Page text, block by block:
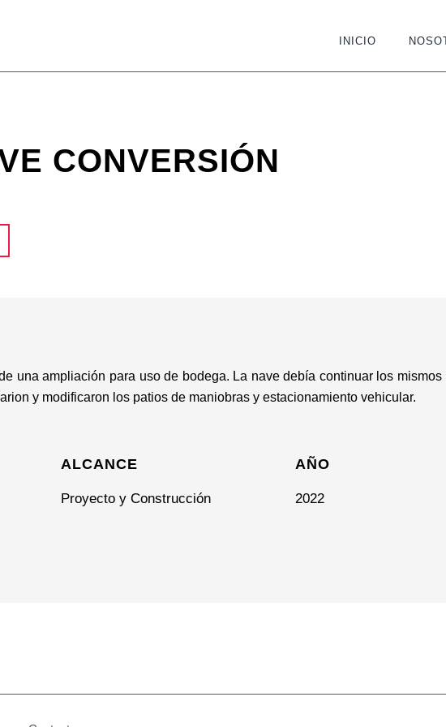
INICIO
CONVERSIÓN
una ampliación para uso de bodega. La nave debía continuar los
y modificaron los patios de maniobras y estacionamiento vehicular.
ALCANCE
Proyecto y Construcción
AÑO
2022